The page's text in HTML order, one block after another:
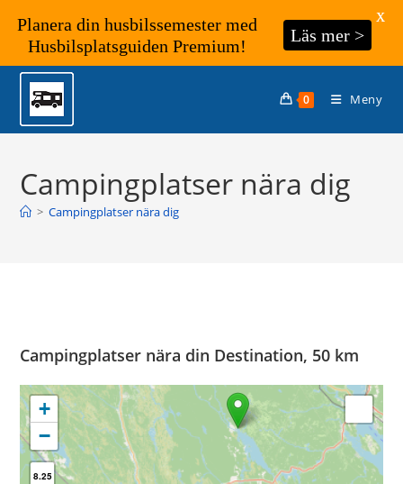
Hoppa
innehållet
0 Meny
Campingplatser nära dig
> Campingplatser nära dig
Campingplatser nära din Destination, 50 km
+
−
8.25
Planera din husbilssemester med
Husbilsplatsguiden Premium!
Läs mer >
X